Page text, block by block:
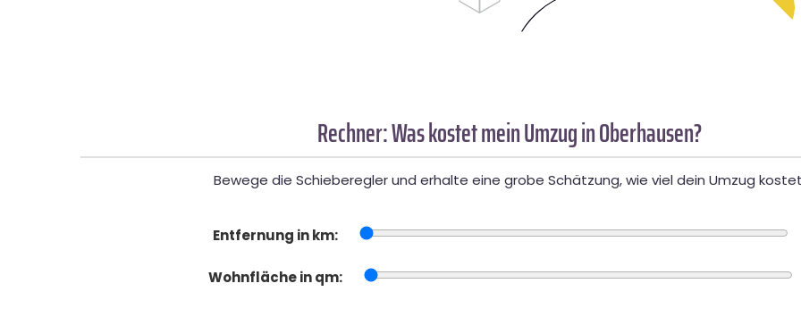
Rechner: Was kostet mein Umzug in Oberhausen?
Bewege die Schieberegler und erhalte eine grobe Schätzung, wie viel dein Umzug
Entfernung in km:
Wohnfläche in qm: